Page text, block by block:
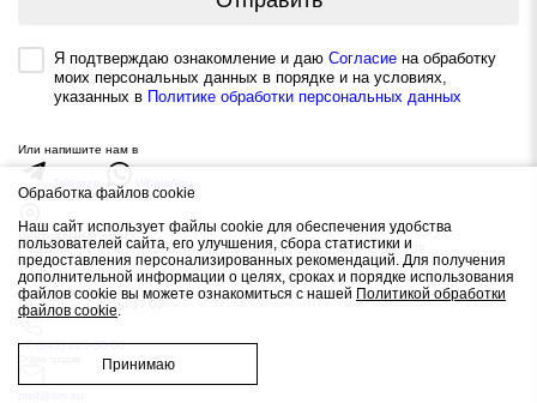
Я подтверждаю ознакомление и даю Согласие на обработку
моих персональных данных в порядке и на условиях,
указанных в Политике обработки персональных данных
Или напишите нам в
Контактная информация
Центральный офис
г. Казань, ул. Оренбургский тракт, 160А бизнес-центр Заря, офис 709
Режим работы
Пн. – Пт.: с 7:00 до 17:00
+7 (843) 226-35-00
Обработка файлов cookie
Наш сайт использует файлы cookie для обеспечения удобства
пользователей сайта, его улучшения, сбора статистики и
предоставления персонализированных рекомендаций. Для получения
дополнительной информации о целях, сроках и порядке использования
файлов cookie вы можете ознакомиться с нашей Политикой обработки
файлов cookie.
Принимаю